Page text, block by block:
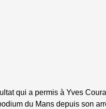
qui a permis à Yves
du Mans depuis son